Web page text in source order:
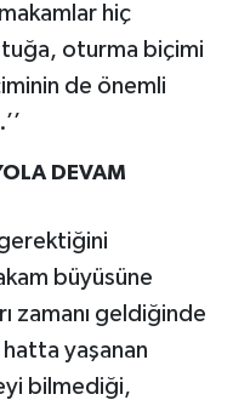
hiç
oturma biçimi
de önemli
DEVAM
büyüsüne
zamanı geldiğinde
hatta yaşanan
bilmediği,